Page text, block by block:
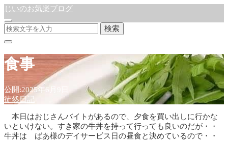
じいのお気楽ブログ
検索
食事
公開:2025年6月9日
徒然日記
本日はおじさんバイトがあるので、夕食を買い出しに行かな
いといけない。すき家の牛丼を持って行っても良いのだが・・
牛丼は ばあ様のデイサービス日の昼食と決めているので・・